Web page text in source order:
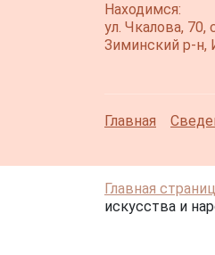
Находимся:
ул. Чкалова, 70,
Зиминский р-н,
Главная
Главная
искусства и